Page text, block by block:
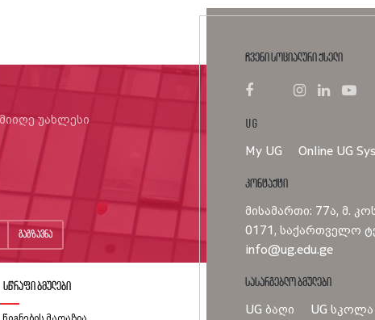
უახლესი
გაგზავნა
ჩვენი სოციალური ქსელი
UG
My UG Online UG
კონტაქტი
მისამართი: 77ა, მ.
0171, საქართველო
info@ug.edu.ge
სასარგებლო ბმულები
UG ბაღი UG სკოლა
სწრაფი ბმულები
წიგნების მაღაზია